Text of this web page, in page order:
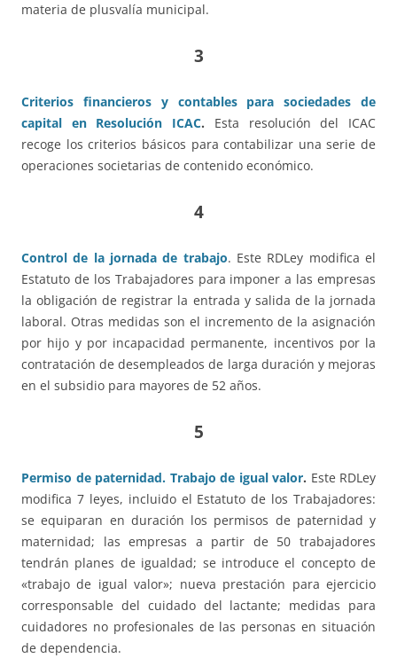
materia de plusvalía municipal.
3
Criterios financieros y contables para sociedades de
capital en Resolución ICAC. Esta resolución del ICAC
recoge los criterios básicos para contabilizar una serie de
operaciones societarias de contenido económico.
4
Control de la jornada de trabajo. Este RDLey modifica el
Estatuto de los Trabajadores para imponer a las empresas
la obligación de registrar la entrada y salida de la jornada
laboral. Otras medidas son el incremento de la asignación
por hijo y por incapacidad permanente, incentivos por la
contratación de desempleados de larga duración y mejoras
en el subsidio para mayores de 52 años.
5
Permiso de paternidad. Trabajo de igual valor. Este RDLey
modifica 7 leyes, incluido el Estatuto de los Trabajadores:
se equiparan en duración los permisos de paternidad y
maternidad; las empresas a partir de 50 trabajadores
tendrán planes de igualdad; se introduce el concepto de
«trabajo de igual valor»; nueva prestación para ejercicio
corresponsable del cuidado del lactante; medidas para
cuidadores no profesionales de las personas en situación
de dependencia.